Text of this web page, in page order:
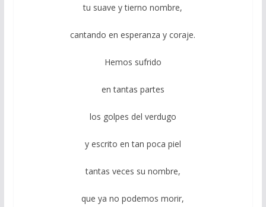
tu suave y tierno nombre,
cantando en esperanza y coraje.
Hemos sufrido
en tantas partes
los golpes del verdugo
y escrito en tan poca piel
tantas veces su nombre,
que ya no podemos morir,